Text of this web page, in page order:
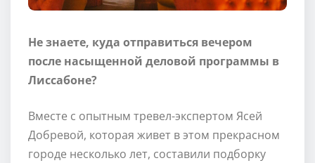
Не знаете, куда отправиться вечером
после насыщенной деловой программы в
Лиссабоне?
Вместе с опытным тревел-экспертом Ясей
Добревой, которая живет в этом прекрасном
городе несколько лет, составили подборку